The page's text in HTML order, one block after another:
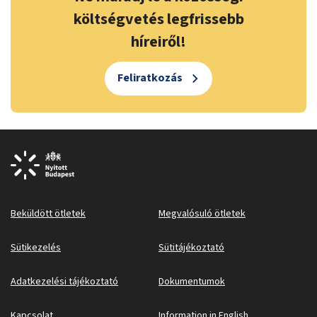
költségvetés legfrissebb
híreiről!
Feliratkozás
Beküldött ötletek Megvalósuló ötletek
Sütikezelés Sütitájékoztató
Adatkezelési tájékoztató Dokumentumok